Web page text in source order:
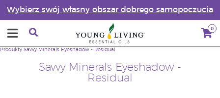
Wybierz swój własny obszar dobrego samopoczucia
0
Savvy Minerals Eyeshadow -
Residual
Produkty Savvy Minerals Eyeshadow - Residual